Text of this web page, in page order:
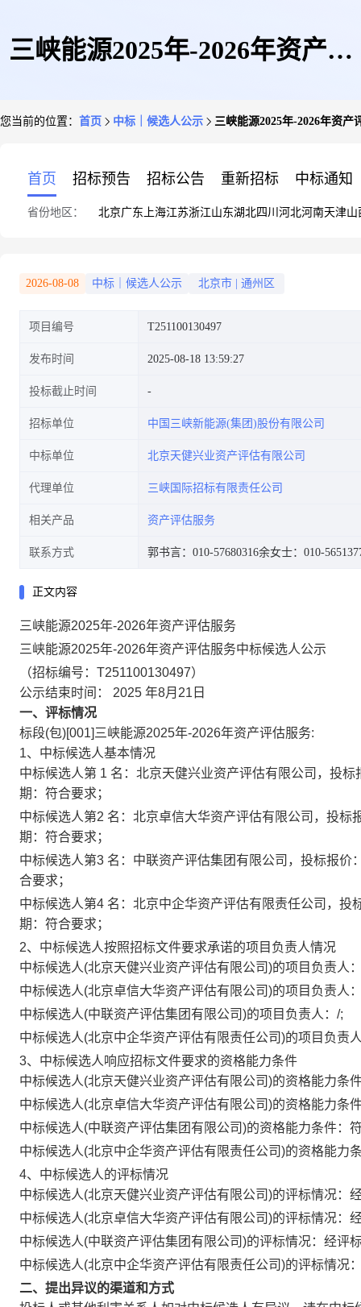
三峡能源2025年-2026年资产评
您当前的位置： 首页 中标｜候选人公示 三峡能源2025年-2026年资产
首页 招标预告 招标公告 重新招标 中标通知
省份地区： 北京广东 上海江苏浙江山东湖北四川 河北河南天津山
2026-08-08 中标｜候选人公示 北京市 通州区
项目编号 T251100130497
发布时间 2025-08-18 13:59:27
投标截止时间
招标单位 中国三峡新能源(集团)股份有限公司
中标单位 北京天健兴业资产评估有限公司
代理单位 三峡国际招标有限责任公司
相关产品 资产评估服务
联系方式 郭书言：010-57680316余女士：010-
正文内容
三峡能源2025年-2026年资产评估服务
三峡能源2025年-2026年资产评估服务中标候选人公示
（招标编号：T251100130497）
公示结束时间： 2025 年8月21日
一、评标情况
标段(包)[001]三峡能源2025年-2026年资产评估服务:
1、中标候选人基本情况
中标候选人第 1 名：北京天健兴业资产评估有限公司，投
期：符合要求；
中标候选人第2 名：北京卓信大华资产评估有限公司，投
期：符合要求；
中标候选人第3 名：中联资产评估集团有限公司，投标报
合要求；
中标候选人第4 名：北京中企华资产评估有限责任公司，
期：符合要求；
2、中标候选人按照招标文件要求承诺的项目负责人情况
中标候选人(北京天健兴业资产评估有限公司)的项目负责人
中标候选人(北京卓信大华资产评估有限公司)的项目负责人
中标候选人(中联资产评估集团有限公司)的项目负责人：/;
中标候选人(北京中企华资产评估有限责任公司)的项目负责
3、中标候选人响应招标文件要求的资格能力条件
中标候选人(北京天健兴业资产评估有限公司)的资格能力条
中标候选人(北京卓信大华资产评估有限公司)的资格能力条
中标候选人(中联资产评估集团有限公司)的资格能力条件：
中标候选人(北京中企华资产评估有限责任公司)的资格能力
4、中标候选人的评标情况
中标候选人(北京天健兴业资产评估有限公司)的评标情况：
中标候选人(北京卓信大华资产评估有限公司)的评标情况：
中标候选人(中联资产评估集团有限公司)的评标情况：经评
中标候选人(北京中企华资产评估有限责任公司)的评标情况
二、 提出异议的渠道和方式